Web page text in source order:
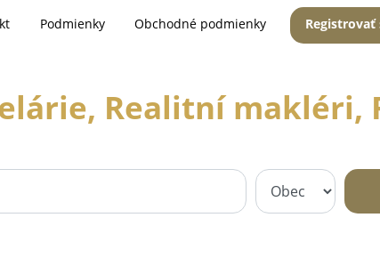
Podmienky Obchodné podmienky Registrovať
Realitní makléri,